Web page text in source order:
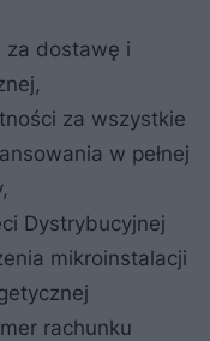
za dostawę i
za wszystkie
w pełnej
Dystrybucyjnej
mikroinstalacji
rachunku